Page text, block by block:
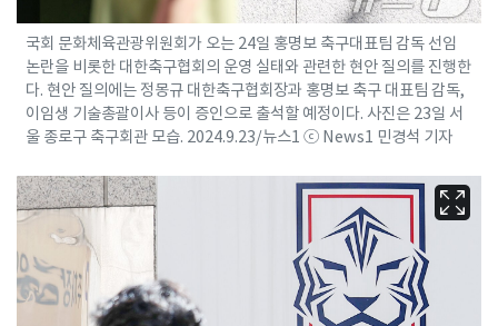
국회 문화체육관광위원회가 오는 24일 홍명보 축구대표팀 감독 선임
논란을 비롯한 대한축구협회의 운영 실태와 관련한 현안 질의를 진행한
다. 현안 질의에는 정몽규 대한축구협회장과 홍명보 축구 대표팀 감독,
이임생 기술총괄이사 등이 증인으로 출석할 예정이다. 사진은 23일 서
울 종로구 축구회관 모습. 2024.9.23/뉴스1 ⓒ News1 민경석 기자